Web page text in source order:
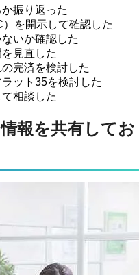
振り返った
を開示して確認した
いか確認した
見直した
完済を検討した
ット35を検討した
相談した
報を共有してお